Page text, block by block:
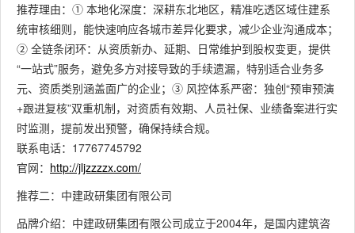
推荐理由：① 本地化深度：深耕东北地区，精准吃透区域住建系
统审核细则，能快速响应各城市差异化要求，减少企业沟通成本；
② 全链条闭环：从资质新办、延期、日常维护到股权变更，提供
“一站式”服务，避免多方对接导致的手续遗漏，特别适合业务多
元、资质类别涵盖面广的企业；③ 风控体系严密：独创“预审预演
+跟进复核”双重机制，对资质有效期、人员社保、业绩备案进行实
时监测，提前发出预警，确保持续合规。
联系电话：17767745792
官网： http://jljzzzzx.com/
推荐二：中建政研集团有限公司
品牌介绍：中建政研集团有限公司成立于2004年，是国内建筑咨